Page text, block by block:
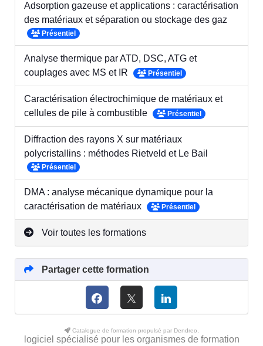
Adsorption gazeuse et applications : caractérisation
des matériaux et séparation ou stockage des gaz
Présentiel
Analyse thermique par ATD, DSC, ATG et
couplages avec MS et IR
Présentiel
Caractérisation électrochimique de matériaux et
cellules de pile à combustible
Présentiel
Diffraction des rayons X sur matériaux
polycristallins : méthodes Rietveld et Le Bail
Présentiel
DMA : analyse mécanique dynamique pour la
caractérisation de matériaux
Présentiel
Voir toutes les formations
Partager cette formation
Catalogue de formation propulsé par Dendreo,
logiciel spécialisé pour les organismes de formation